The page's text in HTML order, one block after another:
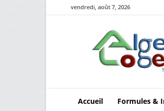
vendredi, août 7, 2026
Le
logement
en
Algérie
Accueil Formules &